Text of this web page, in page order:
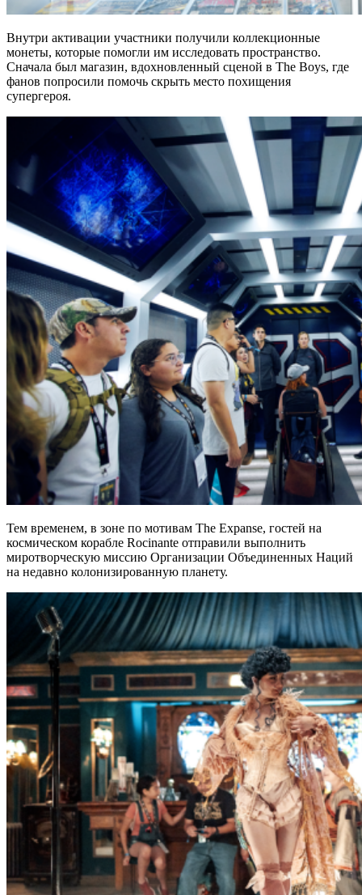
Внутри активации участники получили коллекционные
монеты, которые помогли им исследовать пространство.
Сначала был магазин, вдохновленный сценой в The Boys, где
фанов попросили помочь скрыть место похищения
супергероя.
Тем временем, в зоне по мотивам The Expanse, гостей на
космическом корабле Rocinante отправили выполнить
миротворческую миссию Организации Объединенных Наций
на недавно колонизированную планету.